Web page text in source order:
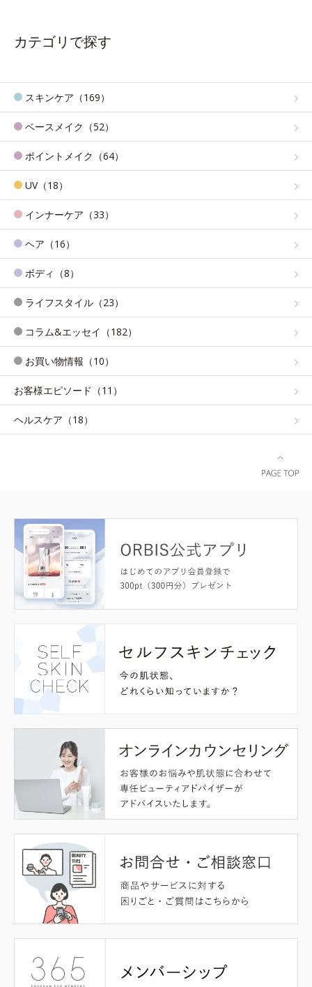
カテゴリで探す
スキンケア（169）
ベースメイク（52）
ポイントメイク（64）
UV（18）
インナーケア（33）
ヘア（16）
ボディ（8）
ライフスタイル（23）
コラム&エッセイ（182）
お買い物情報（10）
お客様エピソード（11）
ヘルスケア（18）